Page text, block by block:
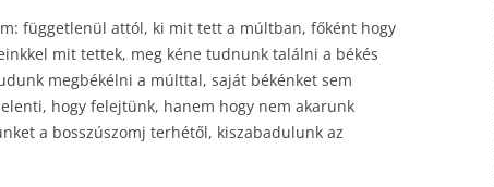
függetlenül attól, ki mit tett a múltban, főként hogy
mit tettek, meg kéne tudnunk találni a békés
megbékélni a múlttal, saját békénket sem
hogy felejtünk, hanem hogy nem akarunk
a bosszúszomj terhétől, kiszabadulunk az